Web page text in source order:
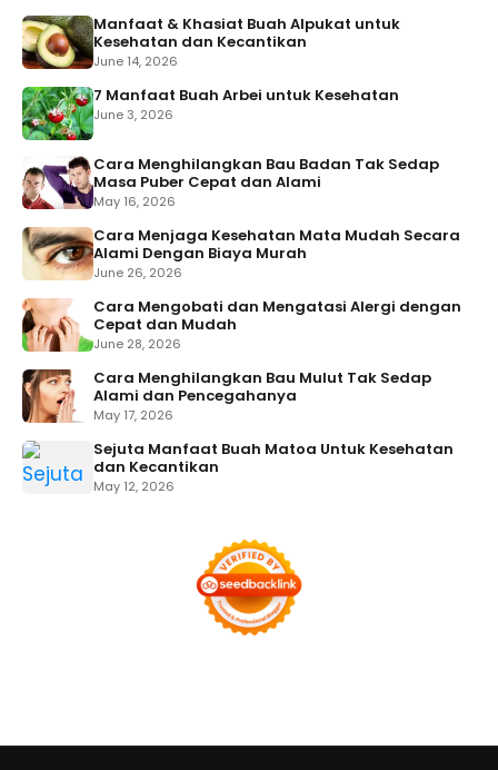
Manfaat & Khasiat Buah Alpukat untuk
Kesehatan dan Kecantikan
June 14, 2026
7 Manfaat Buah Arbei untuk Kesehatan
June 3, 2026
Cara Menghilangkan Bau Badan Tak Sedap
Masa Puber Cepat dan Alami
May 16, 2026
Cara Menjaga Kesehatan Mata Mudah Secara
Alami Dengan Biaya Murah
June 26, 2026
Cara Mengobati dan Mengatasi Alergi dengan
Cepat dan Mudah
June 28, 2026
Cara Menghilangkan Bau Mulut Tak Sedap
Alami dan Pencegahanya
May 17, 2026
Sejuta Manfaat Buah Matoa Untuk Kesehatan
dan Kecantikan
May 12, 2026